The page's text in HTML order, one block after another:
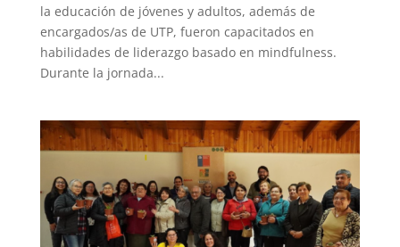
la educación de jóvenes y adultos, además de
encargados/as de UTP, fueron capacitados en
habilidades de liderazgo basado en mindfulness.
Durante la jornada...